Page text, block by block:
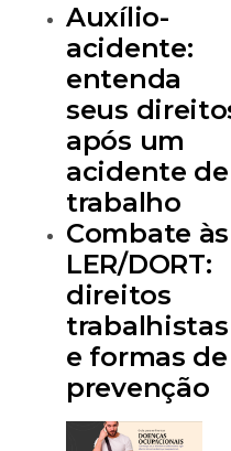
Auxílio-
acidente:
entenda
seus
após um
acidente de
trabalho
Combate às
LER/DORT:
direitos
trabalhistas
e formas de
prevenção